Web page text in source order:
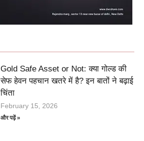
Gold Safe Asset or Not: क्या गोल्ड की
सेफ हेवन पहचान खतरे में है? इन बातों ने बढ़ाई
चिंता
February 15, 2026
और पढ़ें »